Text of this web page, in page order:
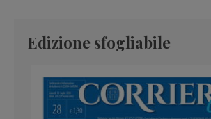
Edizione sfogliabile